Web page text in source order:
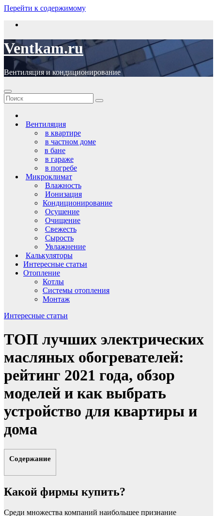
Перейти к содержимому
Ventkam.ru
Вентиляция и кондиционирование
Вентиляция
в квартире
в частном доме
в бане
в гараже
в погребе
Микроклимат
Влажность
Ионизация
Кондиционирование
Осушение
Очищение
Свежесть
Сырость
Увлажнение
Калькуляторы
Интересные статьи
Отопление
Котлы
Системы отопления
Монтаж
Интересные статьи
ТОП лучших электрических
масляных обогревателей:
рейтинг 2021 года, обзор
моделей и как выбрать
устройство для квартиры и
дома
Содержание
Какой фирмы купить?
Среди множества компаний наибольшее признание